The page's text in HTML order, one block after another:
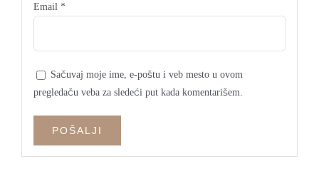
Email *
Sačuvaj moje ime, e-poštu i veb mesto u ovom
pregledaču veba za sledeći put kada komentarišem.